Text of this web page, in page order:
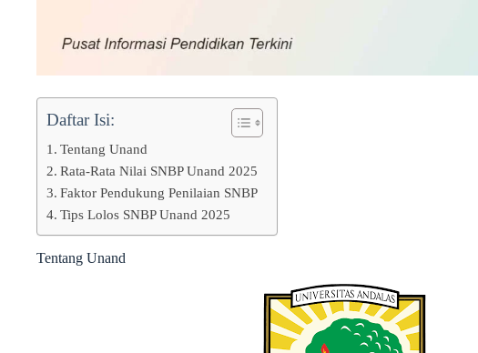
Daftar Isi:
Tentang Unand
Rata-Rata Nilai SNBP Unand 2025
Faktor Pendukung Penilaian SNBP
Tips Lolos SNBP Unand 2025
Tentang Unand